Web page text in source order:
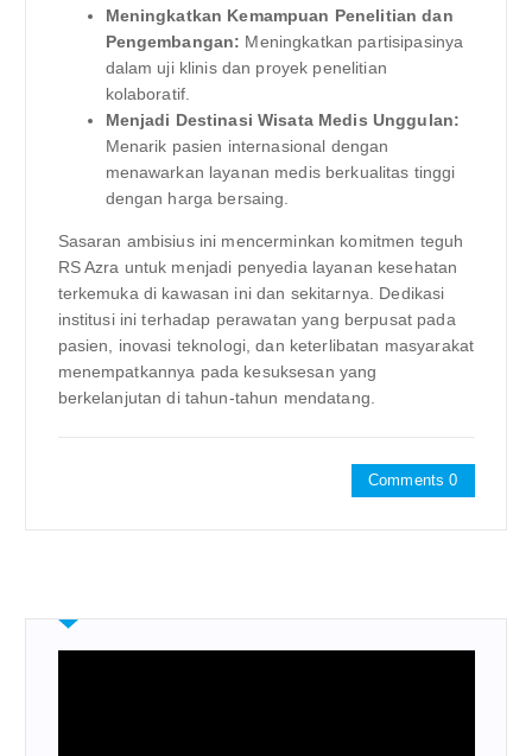
Meningkatkan Kemampuan Penelitian dan
Pengembangan: Meningkatkan partisipasinya
dalam uji klinis dan proyek penelitian
kolaboratif.
Menjadi Destinasi Wisata Medis Unggulan:
Menarik pasien internasional dengan
menawarkan layanan medis berkualitas tinggi
dengan harga bersaing.
Sasaran ambisius ini mencerminkan komitmen teguh
RS Azra untuk menjadi penyedia layanan kesehatan
terkemuka di kawasan ini dan sekitarnya. Dedikasi
institusi ini terhadap perawatan yang berpusat pada
pasien, inovasi teknologi, dan keterlibatan masyarakat
menempatkannya pada kesuksesan yang
berkelanjutan di tahun-tahun mendatang.
Comments 0